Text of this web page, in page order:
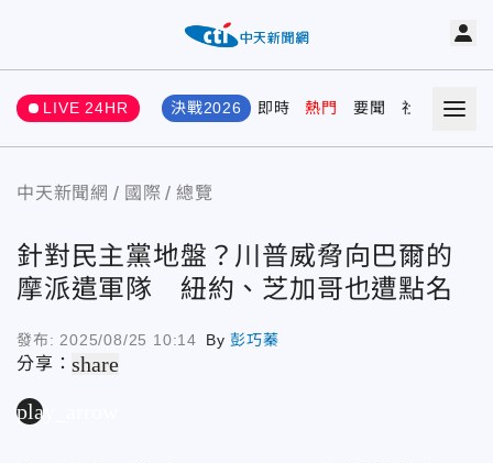
LIVE 24HR 決戰2026 即時 熱門 要聞 社會 娛樂
中天新聞網 國際 總覽
針對民主黨地盤？川普威脅向巴爾的
摩派遣軍隊 紐約、芝加哥也遭點名
發布: 2025/08/25 10:14 By彭巧蓁
分享：share
play_arrow